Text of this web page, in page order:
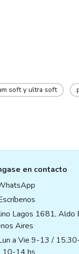
soft y ultra soft
en contacto
Lagos 1681, Aldo
Aires
a Vie 9-13 /